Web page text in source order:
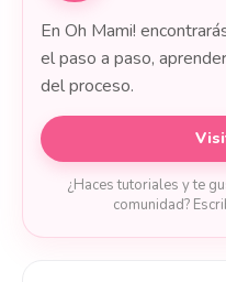
En Oh Mami!
el paso a paso,
del proceso.
¿Haces tutoriales y te
comunidad?